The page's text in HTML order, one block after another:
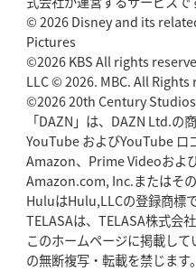
© 2026 Disney and its
Pictures
©2026 KBS All rights
LLC © 2026. MBC. All Rights
©2026 20th Century
「DAZN」は、DAZN Ltd.の
YouTube およびYouTube ロ
Amazon、Prime Videoおよ
Amazon.com, Inc.またはその
HuluはHulu,LLCの登録商標で
TELASAは、TELASA株式会
このホームページに掲載し
の無断複写・転載を禁じます。